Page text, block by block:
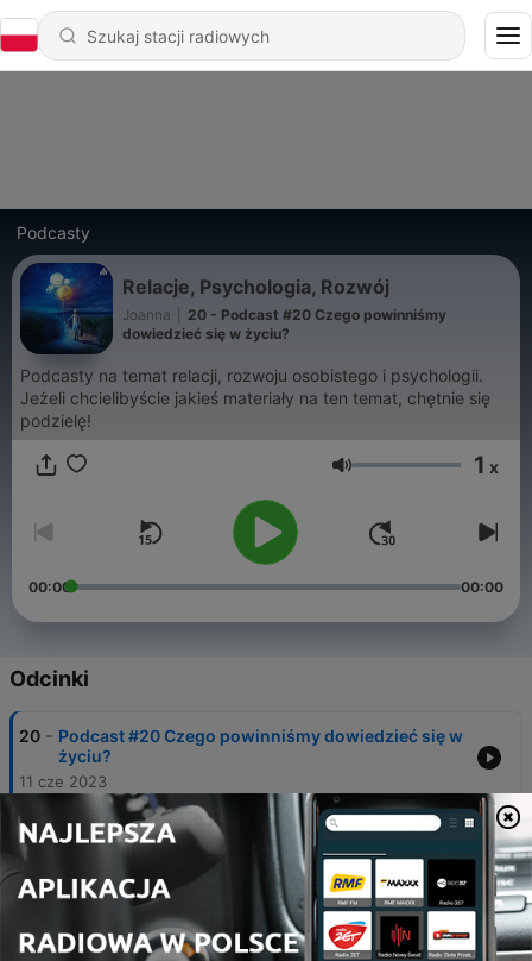
Podcasty
Relacje, Psychologia, Rozwój
Joanna
20 - Podcast #20 Czego powinniśmy
dowiedzieć się w życiu?
Podcasty na temat relacji, rozwoju osobistego i psychologii.
Jeżeli chcielibyście jakieś materiały na ten temat, chętnie się
podzielę!
Głośność 1 x
00:00 00:00
Odcinki
20 - Podcast #20 Czego powinniśmy dowiedzieć się w
życiu?
11 cze 2023
19 -
Podcast #19 Co powinniśmy robić w życiu żeby
być szczęśliwym na co dzień - milion informacji
03 kwi 2023
18 - Podcast #18 Poradniki typu co zrobić żeby się we